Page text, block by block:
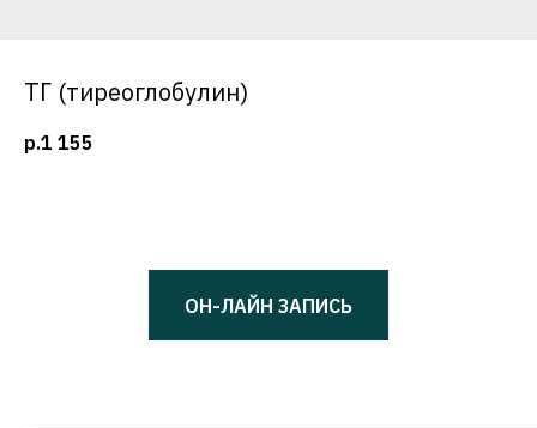
ТГ (тиреоглобулин)
р.1 155
ОН-ЛАЙН ЗАПИСЬ